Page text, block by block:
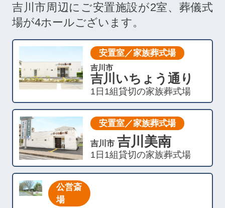
吉川市周辺にご安置施設が2室、葬儀式
場が4ホールございます。
安置室／家族葬式場
吉川市
吉川いちょう通り
1日1組貸切の家族葬式場
安置室／家族葬式場
吉川市 吉川美南
1日1組貸切の家族葬式場
公営斎
場